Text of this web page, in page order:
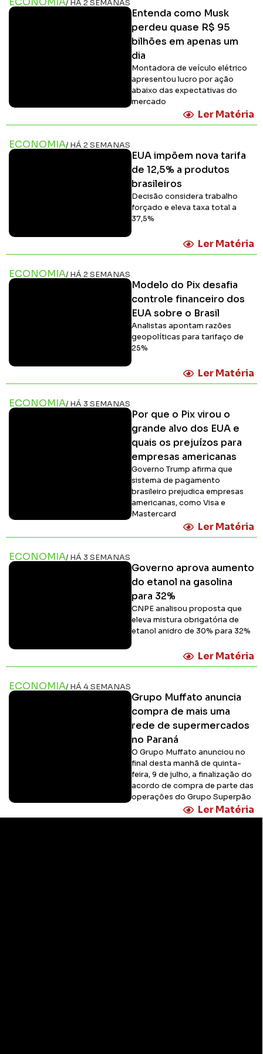
/ HÁ 2 SEMANAS
Entenda como Musk
perdeu quase R$ 95
bilhões em apenas um
dia
Montadora de veículo elétrico
apresentou lucro por ação
abaixo das expectativas do
mercado
Ler Matéria
ECONOMIA/ HÁ 2 SEMANAS
EUA impõem nova tarifa
de 12,5% a produtos
brasileiros
Decisão considera trabalho
forçado e eleva taxa total a
37,5%
Ler Matéria
ECONOMIA/ HÁ 2 SEMANAS
Modelo do Pix desafia
controle financeiro dos
EUA sobre o Brasil
Analistas apontam razões
geopolíticas para tarifaço de
25%
Ler Matéria
ECONOMIA/ HÁ 3 SEMANAS
Por que o Pix virou o
grande alvo dos EUA e
quais os prejuízos para
empresas americanas
Governo Trump afirma que
sistema de pagamento
brasileiro prejudica empresas
americanas, como Visa e
Mastercard
Ler Matéria
ECONOMIA/ HÁ 3 SEMANAS
Governo aprova aumento
do etanol na gasolina
para 32%
CNPE analisou proposta que
eleva mistura obrigatória de
etanol anidro de 30% para 32%
Ler Matéria
ECONOMIA/ HÁ 4 SEMANAS
Grupo Muffato anuncia
compra de mais uma
rede de supermercados
no Paraná
O Grupo Muffato anunciou no
final desta manhã de quinta-
feira, 9 de julho, a finalização do
acordo de compra de parte das
operações do Grupo Superpão
Ler Matéria